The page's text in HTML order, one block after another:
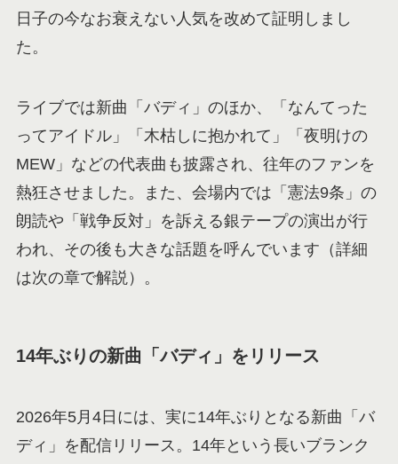
日子の今なお衰えない人気を改めて証明しまし
た。
ライブでは新曲「バディ」のほか、「なんてった
ってアイドル」「木枯しに抱かれて」「夜明けの
MEW」などの代表曲も披露され、往年のファンを
熱狂させました。また、会場内では「憲法9条」の
朗読や「戦争反対」を訴える銀テープの演出が行
われ、その後も大きな話題を呼んでいます（詳細
は次の章で解説）。
14年ぶりの新曲「バディ」をリリース
2026年5月4日には、実に14年ぶりとなる新曲「バ
ディ」を配信リリース。14年という長いブランク